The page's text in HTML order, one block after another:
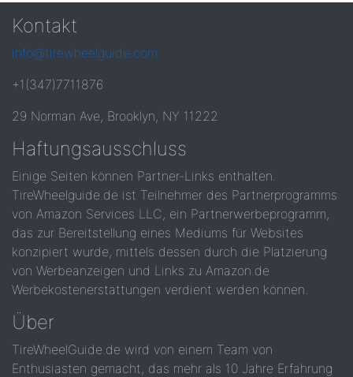
Kontakt
info@tirewheelguide.com
+1(347)7711876
29 Norman Ave, Brooklyn, NY 11222
Haftungsausschluss
Einige Seiten können Partner-Links enthalten.
TireWheelguide.de ist Teilnehmer des Partnerprogramms
von Amazon Services LLC, ein Partnerwerbeprogramm,
das zur Bereitstellung eines Mediums für Websites
konzipiert wurde, mittels dessen durch die Platzierung
von Werbeanzeigen und Links zu Amazon.de
Werbekostenerstattungen verdient werden können.
Über
TireWheelGuide.de wird von einem Team von
Enthusiasten gemacht, das mehr als 10 Jahre Erfahrung